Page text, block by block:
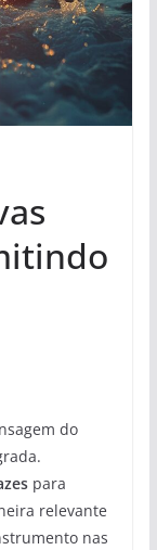
do
para
relevante
nas